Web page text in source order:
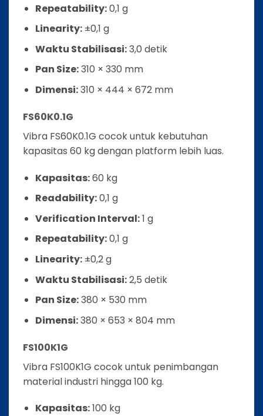
Repeatability:0,1 g
Linearity:±0,1 g
Waktu Stabilisasi:3,0 detik
Pan Size:310 × 330 mm
Dimensi:310 × 444 × 672 mm
FS60K0.1G
Vibra FS60K0.1G cocok untuk kebutuhan
kapasitas 60 kg dengan platform lebih luas.
Kapasitas:60 kg
Readability:0,1 g
Verification Interval:1 g
Repeatability:0,1 g
Linearity:±0,2 g
Waktu Stabilisasi:2,5 detik
Pan Size:380 × 530 mm
Dimensi:380 × 653 × 804 mm
FS100K1G
Vibra FS100K1G cocok untuk penimbangan
material industri hingga 100 kg.
Kapasitas:100 kg